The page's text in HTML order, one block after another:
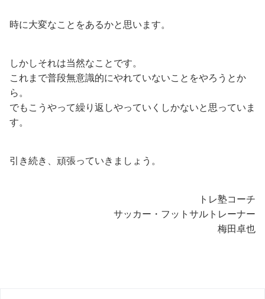
時に大変なことをあるかと思います。
しかしそれは当然なことです。
これまで普段無意識的にやれていないことをやろうとか
ら。
でもこうやって繰り返しやっていくしかないと思っていま
す。
引き続き、頑張っていきましょう。
トレ塾コーチ
サッカー・フットサルトレーナー
梅田卓也